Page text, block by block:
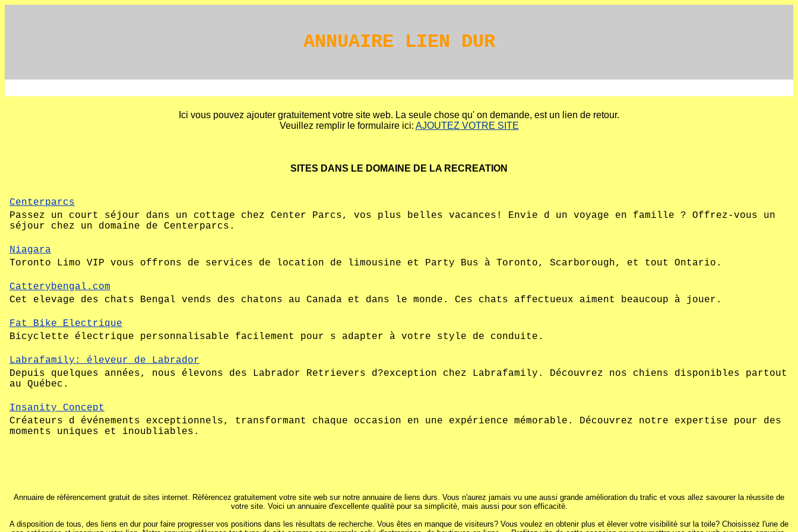
ANNUAIRE LIEN DUR
Ici vous pouvez ajouter gratuitement votre site web. La seule chose qu' on demande, est un lien de retour.
Veuillez remplir le formulaire ici: AJOUTEZ VOTRE SITE
SITES DANS LE DOMAINE DE LA RECREATION
Centerparcs
Passez un court séjour dans un cottage chez Center Parcs, vos plus belles vacances! Envie d un voyage en famille ? Offrez-vous un
séjour chez un domaine de Centerparcs.
Niagara
Toronto Limo VIP vous offrons de services de location de limousine et Party Bus à Toronto, Scarborough, et tout Ontario.
Catterybengal.com
Cet elevage des chats Bengal vends des chatons au Canada et dans le monde. Ces chats affectueux aiment beaucoup à jouer.
Fat Bike Electrique
Bicyclette électrique personnalisable facilement pour s adapter à votre style de conduite.
Labrafamily: éleveur de Labrador
Depuis quelques années, nous élevons des Labrador Retrievers d?exception chez Labrafamily. Découvrez nos chiens disponibles partout
au Québec.
Insanity Concept
Créateurs d événements exceptionnels, transformant chaque occasion en une expérience mémorable. Découvrez notre expertise pour des
moments uniques et inoubliables.
Annuaire de rèfèrencement gratuit de sites internet. Rèfèrencez gratuitement votre site web sur notre annuaire de liens durs. Vous n'aurez jamais vu une aussi grande amèlioration du trafic et vous allez savourer la rèussite de
votre site. Voici un annuaire d'excellente qualitè pour sa simplicitè, mais aussi pour son efficacitè.
A disposition de tous, des liens en dur pour faire progresser vos positions dans les rèsultats de recherche. Vous êtes en manque de visiteurs? Vous voulez en obtenir plus et èlever votre visibilitè sur la toile? Choisissez l'une de